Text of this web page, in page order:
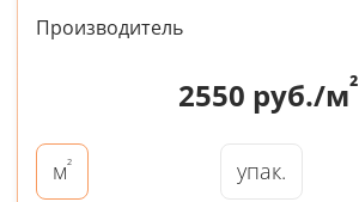
Производитель
2550 руб./м²
м² упак.